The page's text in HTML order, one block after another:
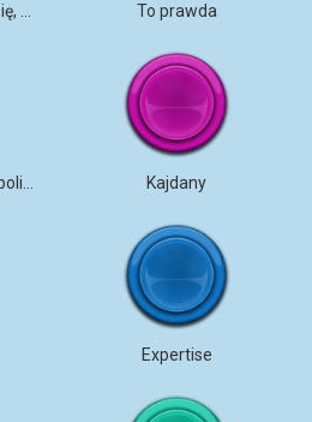
To prawda
Kajdany
Expertise